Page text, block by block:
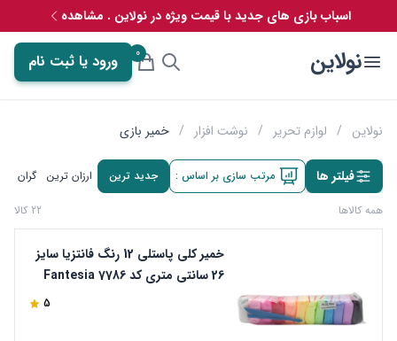
اسباب بازی های جدید با قیمت ویژه در نولاین . مشاهده
نولاین 0 ورود یا ثبت نام
نولاین / لوازم تحریر / نوشت افزار / خمیر بازی
فیلتر ها مرتب سازی بر اساس : جدید ترین ارزان ترین گران
همه کالاها 22 کالا
خمیر کلی پاستلی 12 رنگ فانتزیا سایز
26 سانتی متری کد 7786 Fantesia
5